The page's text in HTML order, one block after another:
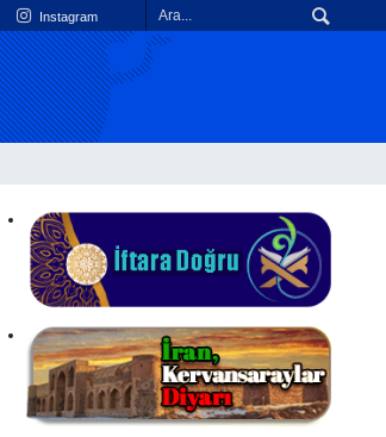
Instagram